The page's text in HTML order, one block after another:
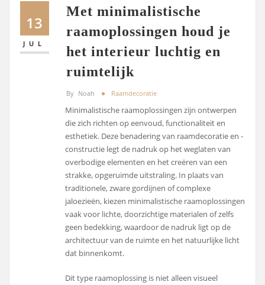
13
JUL
Met minimalistische
raamoplossingen houd je
het interieur luchtig en
ruimtelijk
By Noah Raamdecoratie
Minimalistische raamoplossingen zijn ontwerpen
die zich richten op eenvoud, functionaliteit en
esthetiek. Deze benadering van raamdecoratie en -
constructie legt de nadruk op het weglaten van
overbodige elementen en het creëren van een
strakke, opgeruimde uitstraling. In plaats van
traditionele, zware gordijnen of complexe
jaloezieën, kiezen minimalistische raamoplossingen
vaak voor lichte, doorzichtige materialen of zelfs
geen bedekking, waardoor de nadruk ligt op de
architectuur van de ruimte en het natuurlijke licht
dat binnenkomt.
Dit type raamoplossing is niet alleen visueel